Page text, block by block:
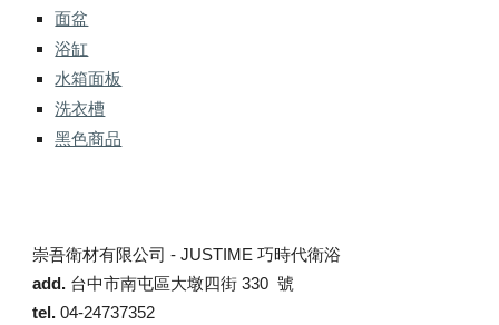
面盆
浴缸
水箱面板
洗衣槽
黑色商品
崇吾衛材有限公司 -JUSTIME 巧時代衛浴
add. 台中市南屯區大墩四街 330 號
tel.04-24737352